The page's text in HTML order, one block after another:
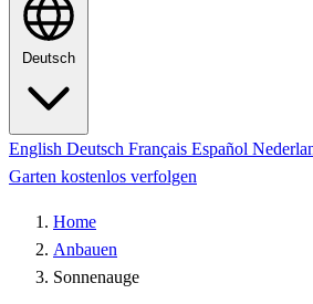
Deutsch
English Deutsch Français Español
Garten kostenlos verfolgen
Home
Anbauen
Sonnenauge